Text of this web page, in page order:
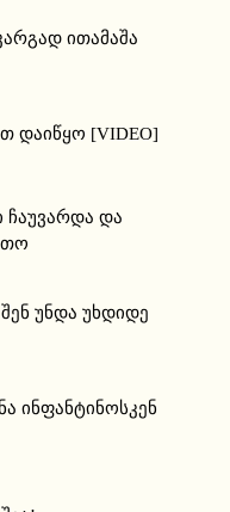
ითამაშა
დაიწყო [VIDEO]
ჩაუვარდა და
უნდა უხდიდე
ინფანტინოსკენ